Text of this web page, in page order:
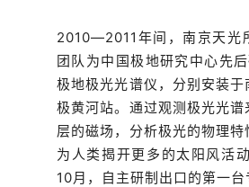
2010—2011年间，南京天光
团队为中国极地研究中心先
极地极光光谱仪，分别安装
极黄河站。通过观测极光光
层的磁场，分析极光的物理特
为人类揭开更多的太阳风活
10月，自主研制出口的第一